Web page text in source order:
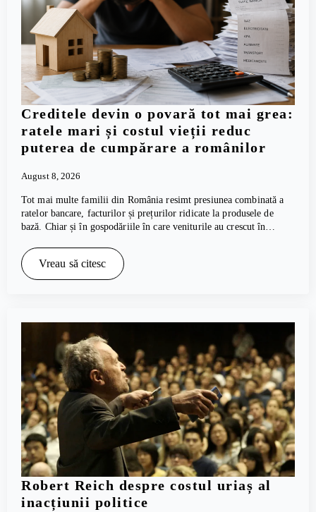
Creditele devin o povară tot mai grea:
ratele mari și costul vieții reduc
puterea de cumpărare a românilor
August 8, 2026
Tot mai multe familii din România resimt presiunea combinată a
ratelor bancare, facturilor și prețurilor ridicate la produsele de
bază. Chiar și în gospodăriile în care veniturile au crescut în…
Vreau să citesc
Robert Reich despre costul uriaș al
inacțiunii politice